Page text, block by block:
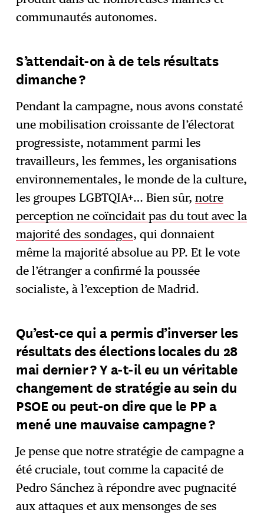
communautés autonomes.
S’attendait-on à de tels résultats
dimanche ?
Pendant la campagne, nous avons constaté
une mobilisation croissante de l’électorat
progressiste, notamment parmi les
travailleurs, les femmes, les organisations
environnementales, le monde de la culture,
les groupes LGBTQIA+… Bien sûr,notre
perception ne coïncidait pas du tout avec la
majorité des sondages, qui donnaient
même la majorité absolue au PP. Et le vote
de l’étranger a confirmé la poussée
socialiste, à l’exception de Madrid.
Qu’est-ce qui a permis d’inverser les
résultats des élections locales du 28
mai dernier ? Y a-t-il eu un véritable
changement de stratégie au sein du
PSOE ou peut-on dire que le PP a
mené une mauvaise campagne ?
Je pense que notre stratégie de campagne a
été cruciale, tout comme la capacité de
Pedro Sánchez à répondre avec pugnacité
aux attaques et aux mensonges de ses